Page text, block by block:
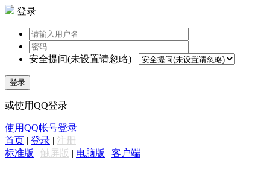
登录
安全提问(未设置请忽略)
登录
或使用QQ登录
使用QQ帐号登录
首页 | 登录 | 注册
标准版 | 触屏版 | 电脑版 | 客户端